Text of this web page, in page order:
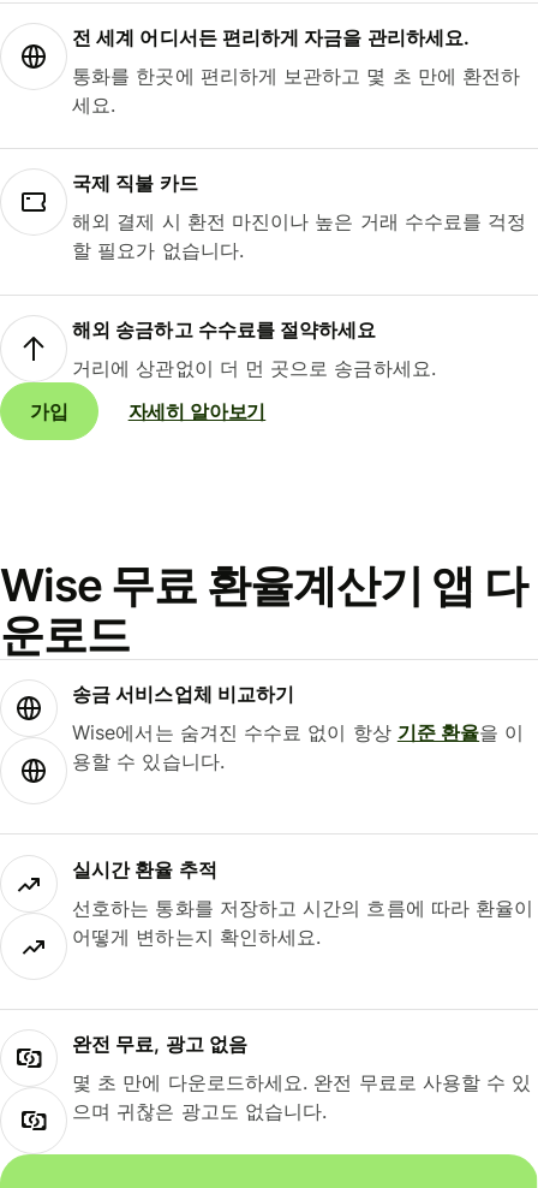
전 세계 어디서든 편리하게 자금을 관리하세요.
통화를 한곳에 편리하게 보관하고 몇 초 만에 환전하
세요.
국제 직불 카드
해외 결제 시 환전 마진이나 높은 거래 수수료를 걱정
할 필요가 없습니다.
해외 송금하고 수수료를 절약하세요
거리에 상관없이 더 먼 곳으로 송금하세요.
가입
자세히 알아보기
Wise 무료 환율계산기 앱 다
운로드
송금 서비스업체 비교하기
Wise에서는 숨겨진 수수료 없이 항상 기준 환율을 이
용할 수 있습니다.
실시간 환율 추적
선호하는 통화를 저장하고 시간의 흐름에 따라 환율이
어떻게 변하는지 확인하세요.
완전 무료, 광고 없음
몇 초 만에 다운로드하세요. 완전 무료로 사용할 수 있
으며 귀찮은 광고도 없습니다.